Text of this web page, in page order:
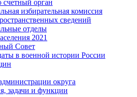
счетный орган
избирательная комиссия
сведений
отделы
2021
Совет
в военной истории России
округа
задачи и функции